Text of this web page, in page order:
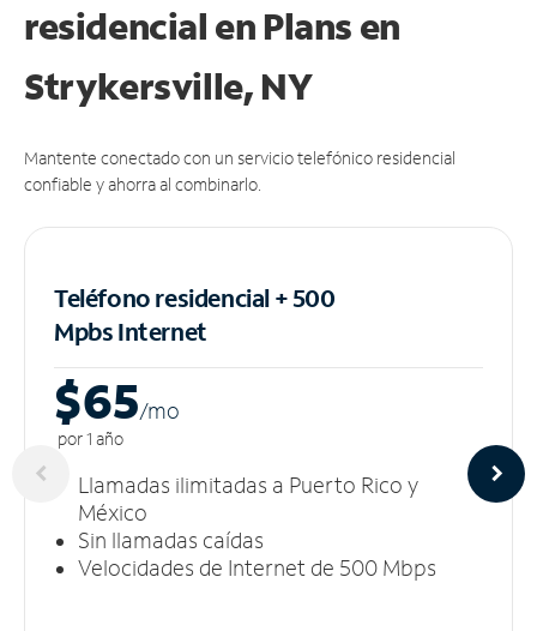
residencial en Plans en
Strykersville, NY
Mantente conectado con un servicio telefónico residencial
confiable y ahorra al combinarlo.
Teléfono residencial + 500
MpbsInternet
$65/mo
por 1 año
Llamadas ilimitadas a Puerto Rico y
México
Sin llamadas caídas
Velocidades de Internet de 500 Mbps